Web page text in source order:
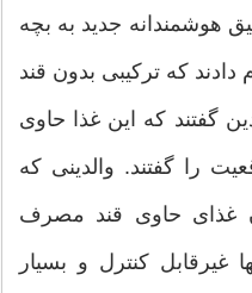
هوشمندانه جدید به بچه
دادند که ترکیبی بدون قند
گفتند که این غذا حاوی
را گفتند. والدینی که
غذای حاوی قند مصرف
غیرقابل کنترل و بسیار